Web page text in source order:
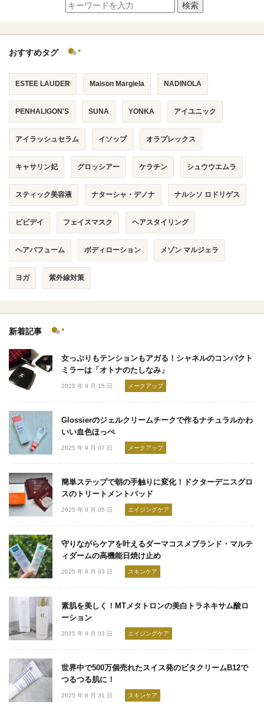
検索
おすすめタグ
ESTEE LAUDER Maison Margiela NADINOLA
PENHALIGON'S SUNA YONKA アイユニック
アイラッシュセラム イソップ オラプレックス
キャサリン妃 グロッシアー ケラチン シュウウエムラ
スティック美容液 ナターシャ・デノナ ナルシソ ロドリゲス
ビビデイ フェイスマスク ヘアスタイリング
ヘアパフューム ボディローション メゾン マルジェラ
ヨガ 紫外線対策
新着記事
女っぷりもテンションもアガる！シャネルのコンパクト
ミラーは「オトナのたしなみ」
2025 年 9 月 15 日 メークアップ
Glossierのジェルクリームチークで作るナチュラルかわ
いい血色ほっぺ
2025 年 9 月 07 日 メークアップ
簡単ステップで朝の手触りに変化！ドクターデニスグロ
スのトリートメントパッド
2025 年 9 月 05 日 エイジングケア
守りながらケアを叶えるダーマコスメブランド・マルテ
ィダームの高機能日焼け止め
2025 年 9 月 03 日 スキンケア
素肌を美しく！MTメタトロンの美白トラネキサム酸ロ
ーション
2025 年 9 月 03 日 エイジングケア
世界中で500万個売れたスイス発のビタクリームB12で
つるつる肌に！
2025 年 8 月 31 日 スキンケア